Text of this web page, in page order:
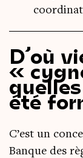
D’où
«
été
C’est un
Banque des